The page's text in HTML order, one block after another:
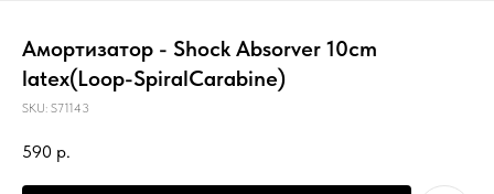
Амортизатор - Shock Absorver 10cm
latex(Loop-SpiralCarabine)
SKU: S71143
590 р.